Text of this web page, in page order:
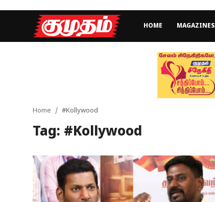
HOME MAGAZINES
Games
Videos
Health
Home #Kollywood
Tag: #Kollywood